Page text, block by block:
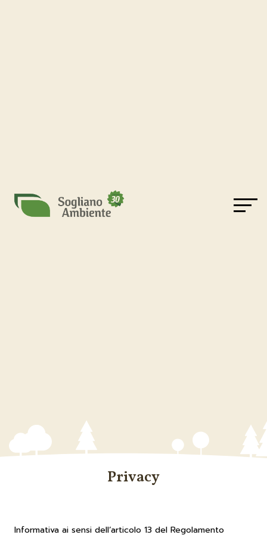
Privacy
Informativa ai sensi dell’articolo 13 del Regolamento